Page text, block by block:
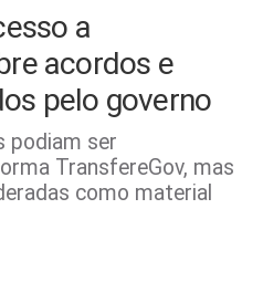
a
acordos e
pelo governo
podiam ser
TransfereGov, mas
como material